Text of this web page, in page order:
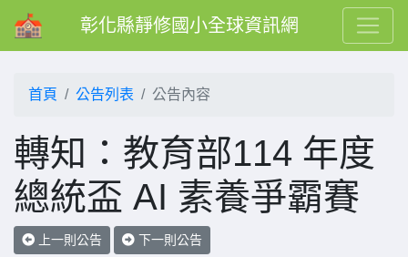
彰化縣靜修國小全球資訊網
首頁 公告列表 公告內容
轉知：教育部114 年度
總統盃 AI 素養爭霸賽
上一則公告 下一則公告